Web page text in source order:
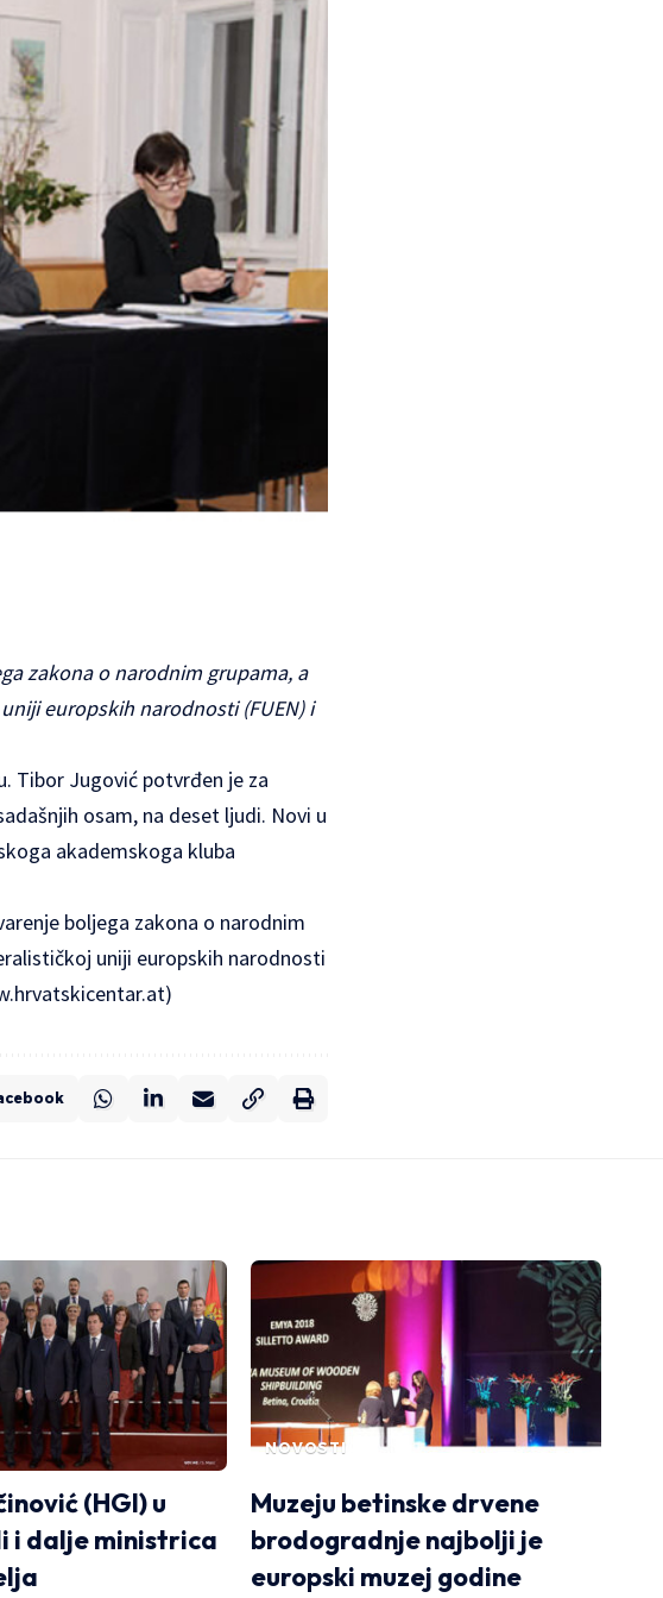
zakona o narodnim grupama, a
europskih narodnosti (FUEN) i
Tibor Jugović potvrđen je za
osam, na deset ljudi. Novi u
akademskoga kluba
boljega zakona o narodnim
uniji europskih narodnosti
)
(HGI) u
i dalje ministrica
NOVOSTI
Muzeju betinske drvene
brodogradnje najbolji je
europski muzej godine